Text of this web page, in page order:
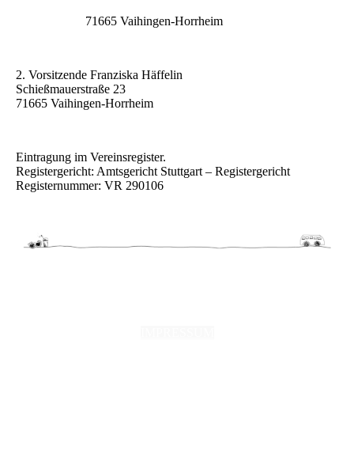
71665 Vaihingen-Horrheim
2. Vorsitzende Franziska Häffelin
Schießmauerstraße 23
71665 Vaihingen-Horrheim
Eintragung im Vereinsregister.
Registergericht: Amtsgericht Stuttgart – Registergericht
Registernummer: VR 290106